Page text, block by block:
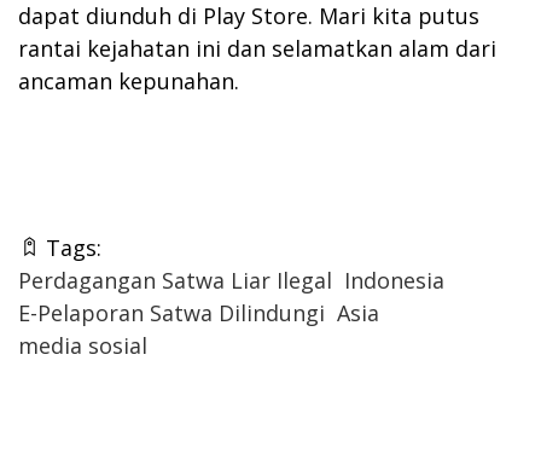
dapat diunduh di Play Store. Mari kita putus
rantai kejahatan ini dan selamatkan alam dari
ancaman kepunahan.
Tags:
Perdagangan Satwa Liar Ilegal Indonesia
E-Pelaporan Satwa Dilindungi Asia
media sosial